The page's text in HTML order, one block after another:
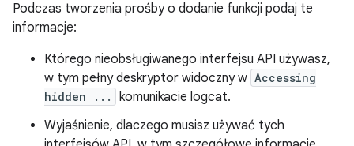
Podczas tworzenia prośby o dodanie funkcji podaj te
informacje:
Którego nieobsługiwanego interfejsu API używasz,
w tym pełny deskryptor widoczny w Accessing
hidden ...
komunikacie logcat.
Wyjaśnienie, dlaczego musisz używać tych